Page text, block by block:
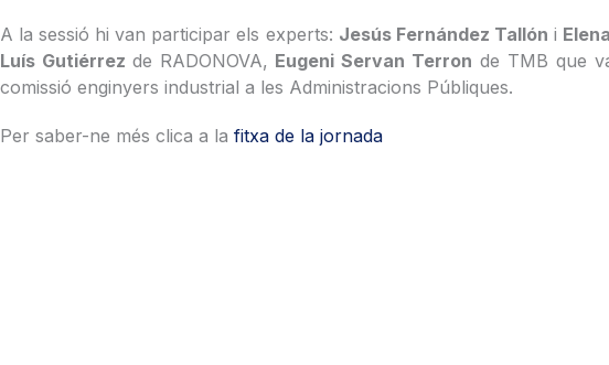
A la sessió hi van participar els experts: Jesús Fernández Tallón i
Luís Gutiérrez de RADONOVA, Eugeni Servan Terron de TMB que
comissió enginyers industrial a les Administracions Públiques.
Per saber-ne més clica a la fitxa de la jornada